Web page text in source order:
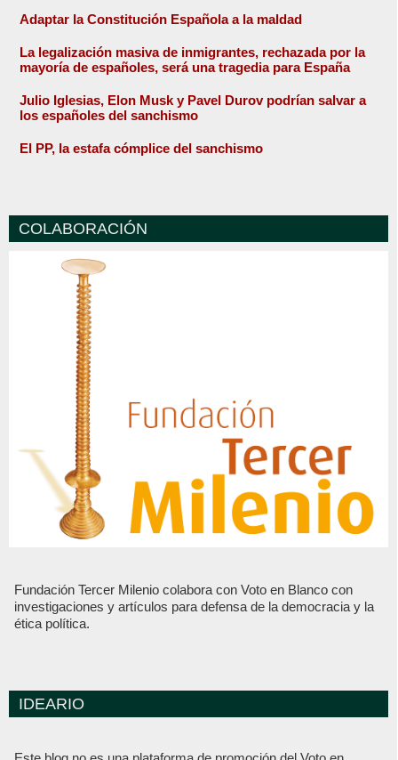
Adaptar la Constitución Española a la maldad
La legalización masiva de inmigrantes, rechazada por la
mayoría de españoles, será una tragedia para España
Julio Iglesias, Elon Musk y Pavel Durov podrían salvar a
los españoles del sanchismo
El PP, la estafa cómplice del sanchismo
COLABORACIÓN
Fundación Tercer Milenio colabora con Voto en Blanco con
investigaciones y artículos para defensa de la democracia y la
ética política.
IDEARIO